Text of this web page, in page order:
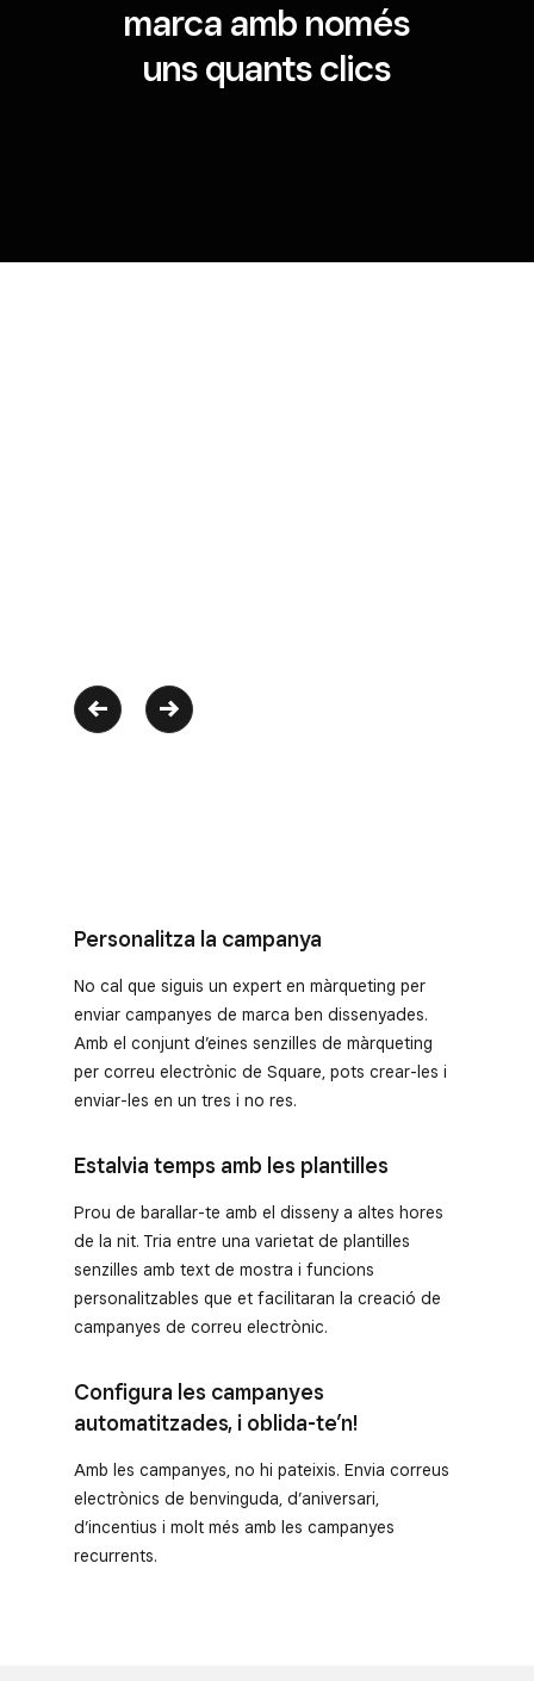
marca amb només
uns quants clics
Personalitza la campanya
No cal que siguis un expert en màrqueting per
enviar campanyes de marca ben dissenyades.
Amb el conjunt d’eines senzilles de màrqueting
per correu electrònic de Square, pots crear-les i
enviar-les en un tres i no res.
Estalvia temps amb les plantilles
Prou de barallar-te amb el disseny a altes hores
de la nit. Tria entre una varietat de plantilles
senzilles amb text de mostra i funcions
personalitzables que et facilitaran la creació de
campanyes de correu electrònic.
Configura les campanyes
automatitzades, i oblida-te’n!
Amb les campanyes, no hi pateixis. Envia correus
electrònics de benvinguda, d’aniversari,
d’incentius i molt més amb les campanyes
recurrents.